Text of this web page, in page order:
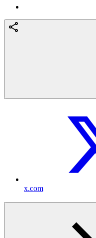
x.com